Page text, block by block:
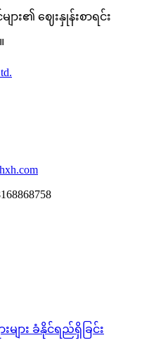
ား၏ ဈေးနှုန်းစာရင်း
များ ခံနိုင်ရည်ရှိခြင်း